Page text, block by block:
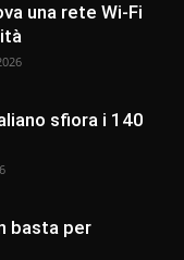
una rete Wi-Fi
sfiora i 140
basta per